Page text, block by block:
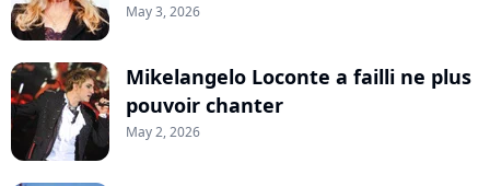
May 3, 2026
Mikelangelo Loconte a failli ne plus
pouvoir chanter
May 2, 2026